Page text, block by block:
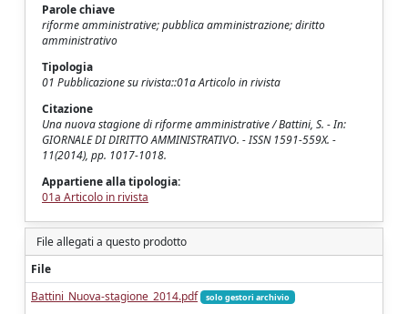
Parole chiave
riforme amministrative; pubblica amministrazione; diritto
amministrativo
Tipologia
01 Pubblicazione su rivista::01a Articolo in rivista
Citazione
Una nuova stagione di riforme amministrative / Battini, S. - In:
GIORNALE DI DIRITTO AMMINISTRATIVO. - ISSN 1591-559X. -
11(2014), pp. 1017-1018.
Appartiene alla tipologia:
01a Articolo in rivista
File allegati a questo prodotto
File
Battini_Nuova-stagione_2014.pdf
solo gestori archivio